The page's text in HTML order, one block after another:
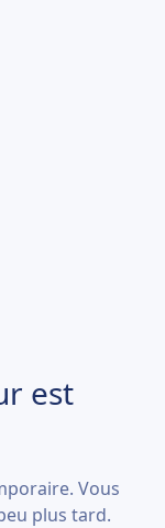
est
Vous
plus tard.